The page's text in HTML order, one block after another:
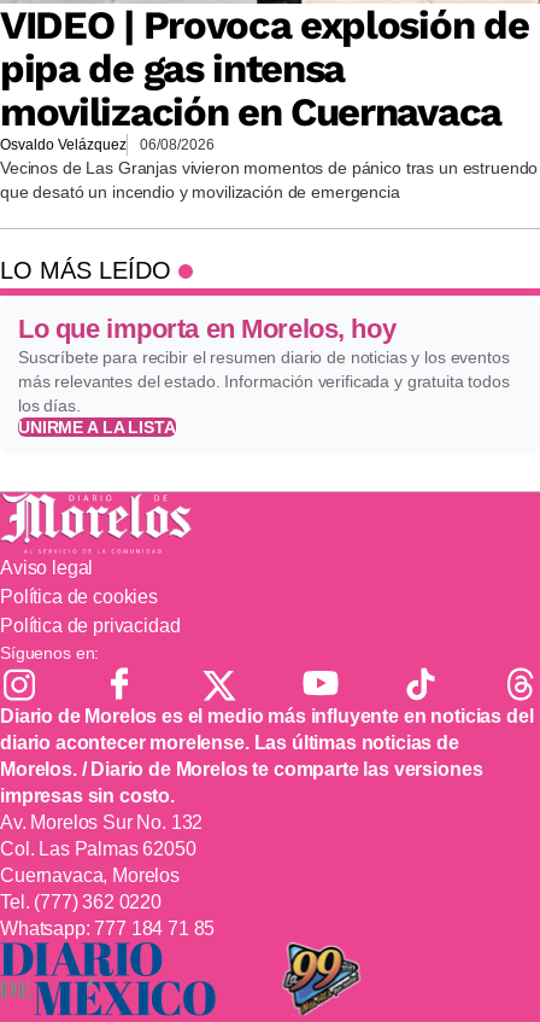
VIDEO | Provoca explosión de
pipa de gas intensa
movilización en Cuernavaca
Osvaldo Velázquez 06/08/2026
Vecinos de Las Granjas vivieron momentos de pánico tras un estruendo
que desató un incendio y movilización de emergencia
LO MÁS LEÍDO
Lo que importa en Morelos, hoy
Suscríbete para recibir el resumen diario de noticias y los eventos
más relevantes del estado. Información verificada y gratuita todos
los días.
UNIRME A LA LISTA
Aviso legal
Política de cookies
Política de privacidad
Síguenos en:
Diario de Morelos es el medio más influyente en noticias del
diario acontecer morelense. Las últimas noticias de
Morelos. / Diario de Morelos te comparte las versiones
impresas sin costo.
Av. Morelos Sur No. 132
Col. Las Palmas 62050
Cuernavaca, Morelos
Tel. (777) 362 0220
Whatsapp:777 184 71 85